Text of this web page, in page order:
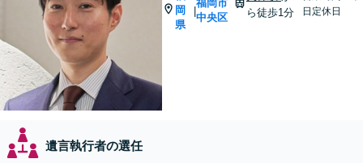
岡
県
|
福岡市
中央区
ら徒歩1分
日定休日
遺言執行者の選任